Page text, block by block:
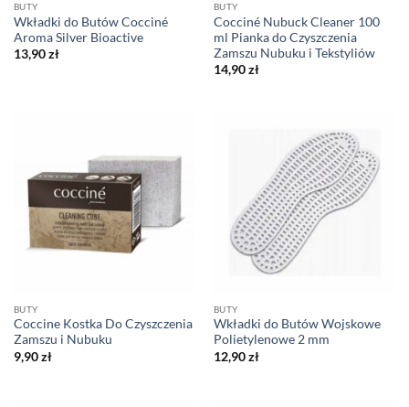
BUTY
Wkładki do Butów Cocciné
Aroma Silver Bioactive
13,90zł
BUTY
Cocciné Nubuck Cleaner 100
ml Pianka do Czyszczenia
Zamszu Nubuku i Tekstyliów
14,90zł
BUTY
Coccine Kostka Do Czyszczenia
Zamszu i Nubuku
9,90zł
BUTY
Wkładki do Butów Wojskowe
Polietylenowe 2 mm
12,90zł